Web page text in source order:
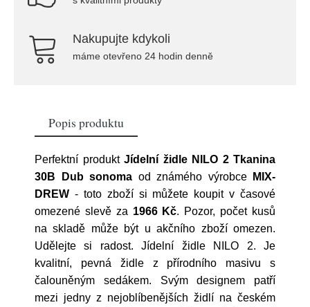
Nakupujte kdykoli
máme otevřeno 24 hodin denně
Popis produktu
Perfektní produkt Jídelní židle NILO 2 Tkanina
30B Dub sonoma od známého výrobce
MIX-
DREW - toto zboží si můžete koupit v časové
omezené slevě za 1966 Kč. Pozor, počet kusů
na skladě může být u akčního zboží omezen.
Udělejte si radost. Jídelní židle NILO 2. Je
kvalitní, pevná židle z přírodního masivu s
čalouněným sedákem. Svým designem patří
mezi jedny z nejoblíbenějších židlí na českém